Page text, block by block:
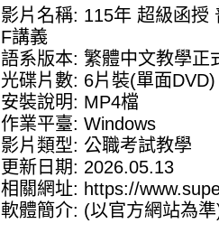
影片名稱: 115年 超級函授
F講義
語系版本: 繁體中文教學正
光碟片數: 6片裝(單面DVD)
安裝說明: MP4檔
作業平臺: Windows
影片類型: 公職考試教學
更新日期: 2026.05.13
相關網址: https://
軟體簡介: (以官方網站為